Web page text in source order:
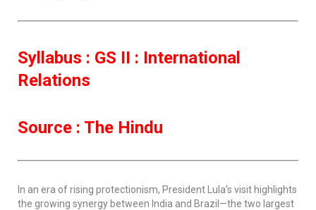
Syllabus : GS II : International
Relations
Source : The Hindu
In an era of rising protectionism, President Lula’s visit highlights
the growing synergy between India and Brazil—the two largest